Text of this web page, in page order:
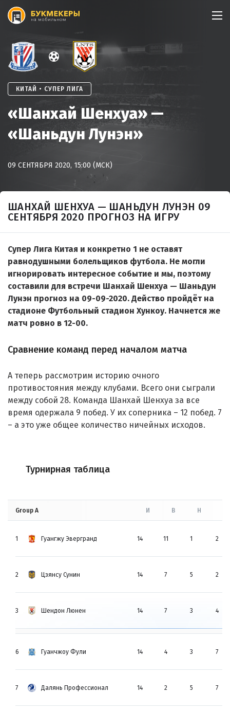
Skip
КИТАЙ • СУПЕР ЛИГА
«Шанхай Шенхуа» —
«Шаньдун Лунэн»
09 СЕНТЯБРЯ 2020, 15:00 (МСК)
ШАНХАЙ ШЕНХУА — ШАНЬДУН ЛУНЭН 09
СЕНТЯБРЯ 2020 ПРОГНОЗ НА ИГРУ
Супер Лига Китая и конкретно 1 не оставят
равнодушными болельщиков футбола. Не могли
игнорировать интересное событие и мы, поэтому
составили для встречи Шанхай Шенхуа — Шаньдун
Лунэн прогноз на 09-09-2020. Действо пройдёт на
стадионе Футбольный стадион Хункоу. Начнется же
матч ровно в 12-00.
Сравнение команд перед началом матча
А теперь рассмотрим историю очного
противостояния между клубами. Всего они сыграли
между собой 28. Команда Шанхай Шенхуа за все
время одержала 9 побед. У их соперника – 12 побед. 7
– а это уже общее количество ничейных исходов.
Турнирная таблица
Group A И В Н
1 Гуангжу Эвергранд 14 11 1 2
2 Цзянсу Сунин 14 7 5 2
3 Шендон Люнен 14 7 3 4
6 Гуанчжоу Фули 14 4 3 7
7 Далянь Профессионал 14 2 5 7